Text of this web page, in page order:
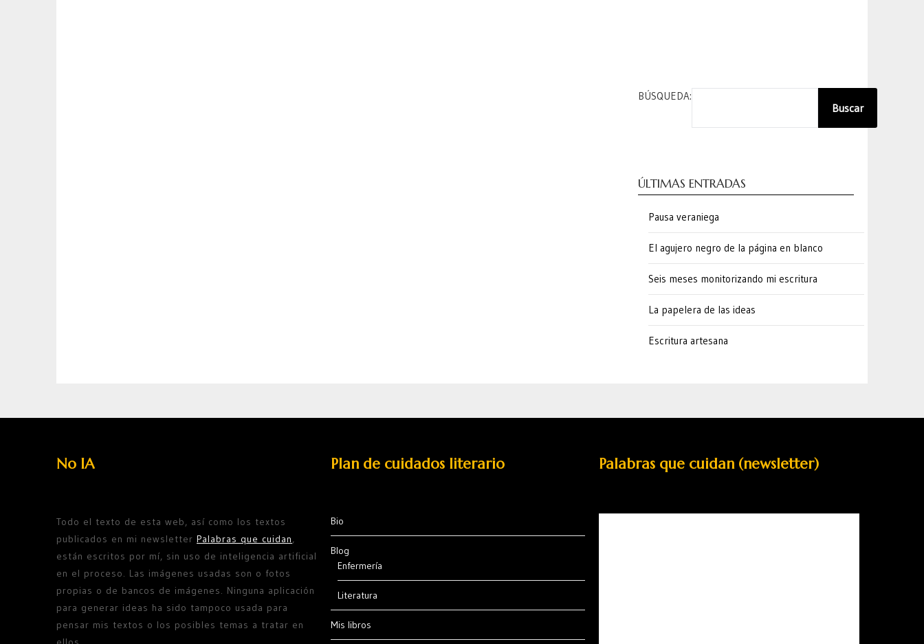
BÚSQUEDA:
Buscar
ÚLTIMAS ENTRADAS
Pausa veraniega
El agujero negro de la página en blanco
Seis meses monitorizando mi escritura
La papelera de las ideas
Escritura artesana
No IA
Todo el texto de esta web, así como los textos
publicados en mi newsletter Palabras que cuidan,
están escritos por mí, sin uso de inteligencia artificial
en el proceso. Las imágenes usadas son o fotos
propias o de bancos de imágenes. Ninguna aplicación
para generar ideas ha sido tampoco usada para
pensar mis textos o los posibles temas a tratar en
Plan de cuidados literario
Bio
Blog
Enfermería
Literatura
Mis libros
Palabras que cuidan (newsletter)